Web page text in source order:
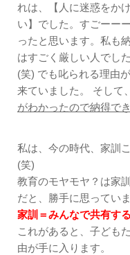
れは、【人に迷惑をか
い】でした。すごーー
ったと思います。私も
はすごく厳しい人でし
(笑) でも叱られる理由
来ていました。 そして、
がわかったので納得で
私は、今の時代、家訓
(笑)
教育のモヤモヤ？は家
だと、勝手に思っていま
家訓＝みんなで共有す
これがあると、子ども
由が手に入ります。